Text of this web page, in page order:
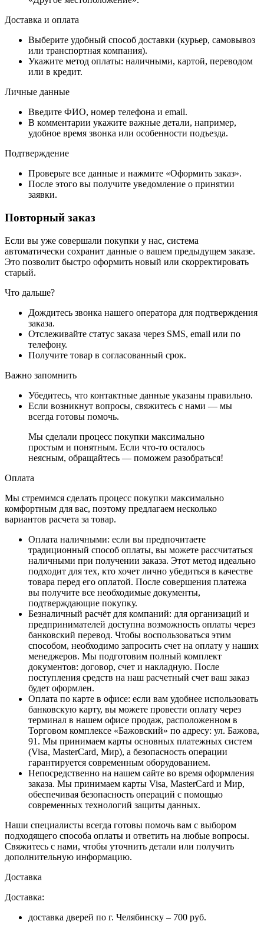
Доставка и оплата
Выберите удобный способ доставки (курьер, самовывоз
или транспортная компания).
Укажите метод оплаты: наличными, картой, переводом
или в кредит.
Личные данные
Введите ФИО, номер телефона и email.
В комментарии укажите важные детали, например,
удобное время звонка или особенности подъезда.
Подтверждение
Проверьте все данные и нажмите «Оформить заказ».
После этого вы получите уведомление о принятии
заявки.
Повторный заказ
Если вы уже совершали покупки у нас, система
автоматически сохранит данные о вашем предыдущем заказе.
Это позволит быстро оформить новый или скорректировать
старый.
Что дальше?
Дождитесь звонка нашего оператора для подтверждения
заказа.
Отслеживайте статус заказа через SMS, email или по
телефону.
Получите товар в согласованный срок.
Важно запомнить
Убедитесь, что контактные данные указаны правильно.
Если возникнут вопросы, свяжитесь с нами — мы
всегда готовы помочь.
Мы сделали процесс покупки максимально
простым и понятным. Если что-то осталось
неясным, обращайтесь — поможем разобраться!
Оплата
Мы стремимся сделать процесс покупки максимально
комфортным для вас, поэтому предлагаем несколько
вариантов расчета за товар.
Оплата наличными: если вы предпочитаете
традиционный способ оплаты, вы можете рассчитаться
наличными при получении заказа. Этот метод идеально
подходит для тех, кто хочет лично убедиться в качестве
товара перед его оплатой. После совершения платежа
вы получите все необходимые документы,
подтверждающие покупку.
Безналичный расчёт для компаний: для организаций и
предпринимателей доступна возможность оплаты через
банковский перевод. Чтобы воспользоваться этим
способом, необходимо запросить счет на оплату у наших
менеджеров. Мы подготовим полный комплект
документов: договор, счет и накладную. После
поступления средств на наш расчетный счет ваш заказ
будет оформлен.
Оплата по карте в офисе: если вам удобнее использовать
банковскую карту, вы можете провести оплату через
терминал в нашем офисе продаж, расположенном в
Торговом комплексе «Бажовский» по адресу: ул. Бажова,
91. Мы принимаем карты основных платежных систем
(Visa, MasterCard, Мир), а безопасность операции
гарантируется современным оборудованием.
Непосредственно на нашем сайте во время оформления
заказа. Мы принимаем карты Visa, MasterCard и Мир,
обеспечивая безопасность операций с помощью
современных технологий защиты данных.
Наши специалисты всегда готовы помочь вам с выбором
подходящего способа оплаты и ответить на любые вопросы.
Свяжитесь с нами, чтобы уточнить детали или получить
дополнительную информацию.
Доставка
Доставка:
доставка дверей по г. Челябинску – 700 руб.